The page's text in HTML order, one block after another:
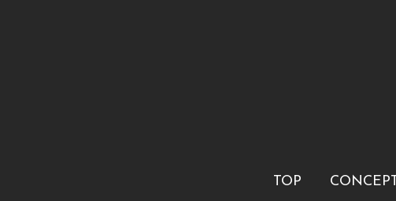
TOP CONCEPT